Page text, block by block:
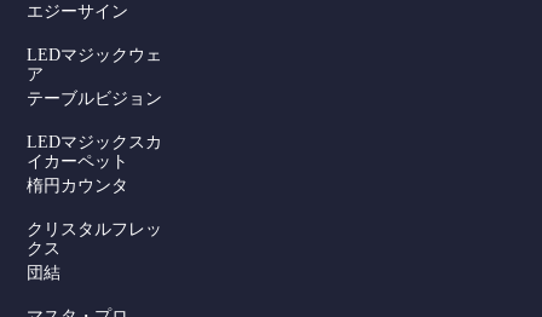
エジーサイン
LEDマジックウェ
ア
テーブルビジョン
LEDマジックスカ
イカーペット
楕円カウンタ
クリスタルフレッ
クス
団結